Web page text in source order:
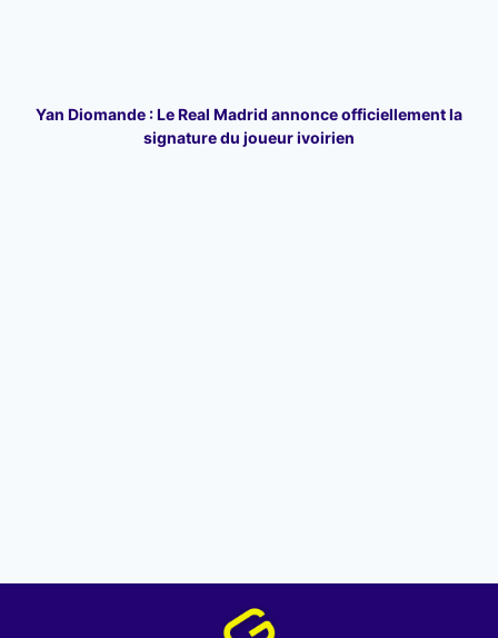
Yan Diomande : Le Real Madrid annonce officiellement la
signature du joueur ivoirien